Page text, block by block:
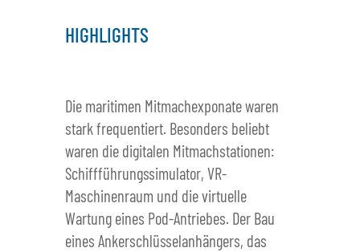
HIGHLIGHTS
Die maritimen Mitmachexponate waren
stark frequentiert. Besonders beliebt
waren die digitalen Mitmachstationen:
Schiffführungssimulator, VR-
Maschinenraum und die virtuelle
Wartung eines Pod-Antriebes. Der Bau
eines Ankerschlüsselanhängers, das